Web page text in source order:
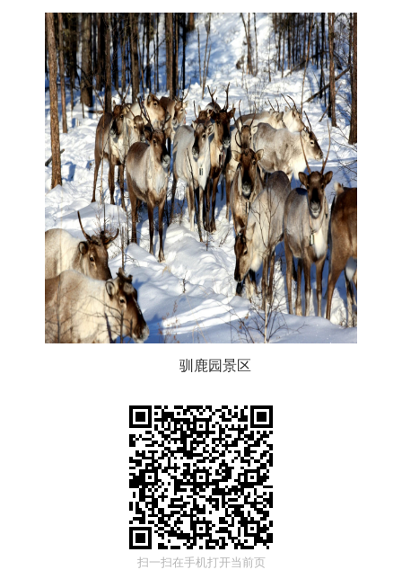
驯鹿园景区
扫一扫在手机打开当前页